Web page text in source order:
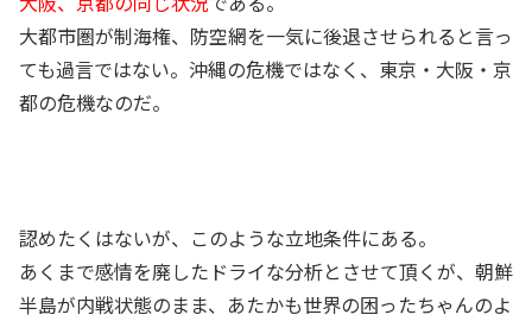
大都市圏が制海権、防空網を一気に後退させられると言っ
ても過言ではない。沖縄の危機ではなく、東京・大阪・京
都の危機なのだ。
認めたくはないが、このような立地条件にある。
あくまで感情を廃したドライな分析とさせて頂くが、朝鮮
半島が内戦状態のまま、あたかも世界の困ったちゃんのよ